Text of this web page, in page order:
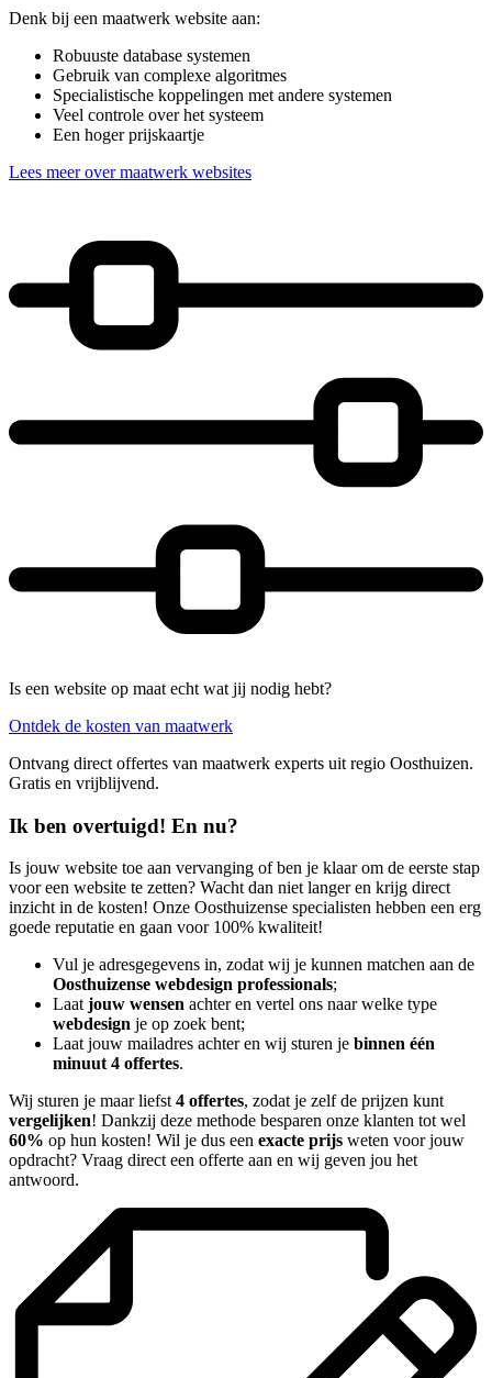
Denk bij een maatwerk website aan:
Robuuste database systemen
Gebruik van complexe algoritmes
Specialistische koppelingen met andere systemen
Veel controle over het systeem
Een hoger prijskaartje
Lees meer over maatwerk websites
Is een website op maat echt wat jij nodig hebt?
Ontdek de kosten van maatwerk
Ontvang direct offertes van maatwerk experts uit regio Oosthuizen.
Gratis en vrijblijvend.
Ik ben overtuigd! En nu?
Is jouw website toe aan vervanging of ben je klaar om de eerste stap
voor een website te zetten? Wacht dan niet langer en krijg direct
inzicht in de kosten! Onze Oosthuizense specialisten hebben een erg
goede reputatie en gaan voor 100% kwaliteit!
Vul je adresgegevens in, zodat wij je kunnen matchen aan de
Oosthuizense webdesign professionals;
Laat jouw wensen achter en vertel ons naar welke type
webdesign je op zoek bent;
Laat jouw mailadres achter en wij sturen je binnen één
minuut 4 offertes.
Wij sturen je maar liefst 4 offertes, zodat je zelf de prijzen kunt
vergelijken! Dankzij deze methode besparen onze klanten tot wel
60% op hun kosten! Wil je dus een exacte prijs weten voor jouw
opdracht? Vraag direct een offerte aan en wij geven jou het
antwoord.